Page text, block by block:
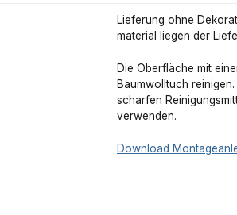
Lieferung ohne
material liegen der
Die Oberfläche mit
Baumwolltuch reinigen.
scharfen
verwenden.
Download